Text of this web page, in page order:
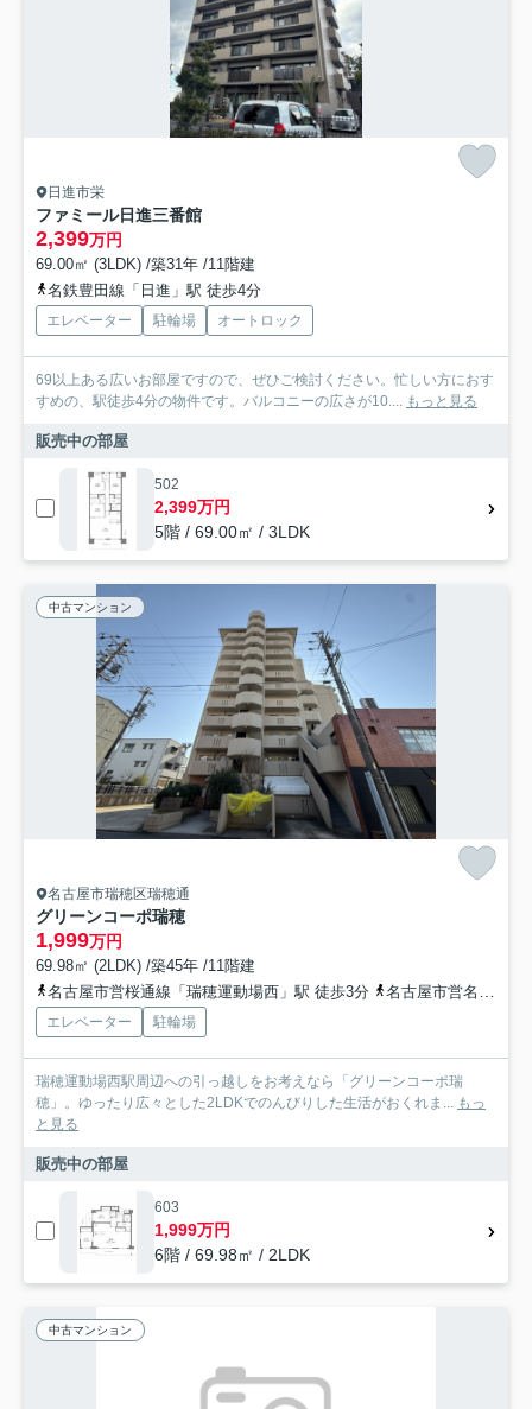
日進市栄
ファミール日進三番館
2,399万円
69.00㎡ (3LDK) /築31年 /11階建
名鉄豊田線「日進」駅 徒歩4分
エレベーター 駐輪場 オートロック
69以上ある広いお部屋ですので、ぜひご検討ください。忙しい方におす
すめの、駅徒歩4分の物件です。バルコニーの広さが10....
もっと見る
販売中の部屋
502
2,399万円
5階 / 69.00㎡ / 3LDK
中古マンション
名古屋市瑞穂区瑞穂通
グリーンコーポ瑞穂
1,999万円
69.98㎡ (2LDK) /築45年 /11階建
名古屋市営桜通線「瑞穂運動場西」駅 徒歩3分
名古屋市営名城線「新瑞橋」駅 徒歩12分
エレベーター 駐輪場
瑞穂運動場西駅周辺への引っ越しをお考えなら「グリーンコーポ瑞
穂」。ゆったり広々とした2LDKでのんびりした生活がおくれま...
もっ
と見る
販売中の部屋
603
1,999万円
6階 / 69.98㎡ / 2LDK
中古マンション